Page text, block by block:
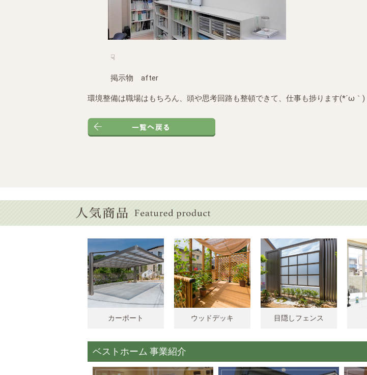
☟
掲示物 after
環境整備は職場はもちろん、頭や思考回路も整頓できて、仕事も捗ります(*´ω｀)
カーポート ウッドデッキ 目隠しフェンス
ベストホーム 事業紹介